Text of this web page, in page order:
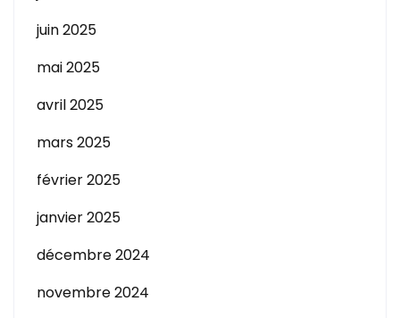
juin 2025
mai 2025
avril 2025
mars 2025
février 2025
janvier 2025
décembre 2024
novembre 2024